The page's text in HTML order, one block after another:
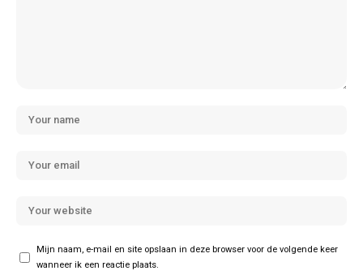
Mijn naam, e-mail en site opslaan in deze browser voor de volgende keer
wanneer ik een reactie plaats.